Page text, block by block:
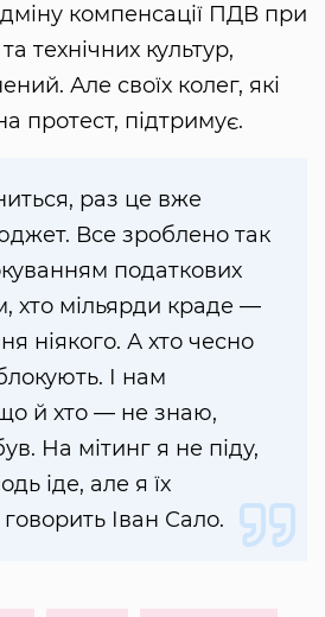
компенсації ПДВ при
технічних культур,
Але своїх колег, які
протест, підтримує.
раз це вже
Все зроблено так
податкових
хто мільярди краде —
ніякого. А хто чесно
І нам
й хто — не знаю,
На мітинг я не піду,
іде, але я їх
Іван Сало.